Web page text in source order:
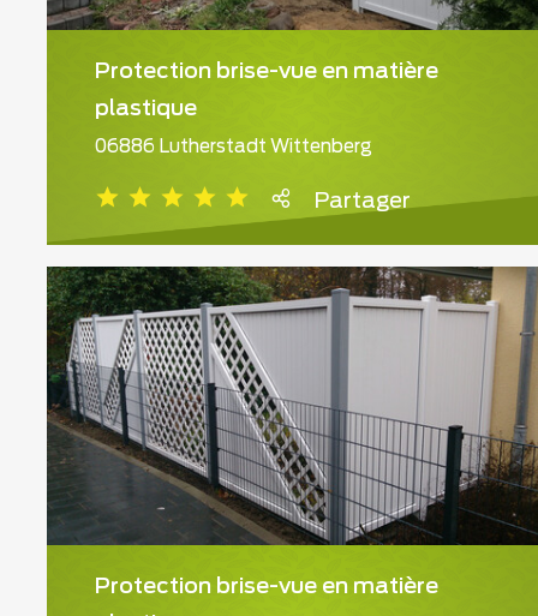
Protection brise-vue en matière
plastique
06886 Lutherstadt Wittenberg
Partager
Protection brise-vue en matière